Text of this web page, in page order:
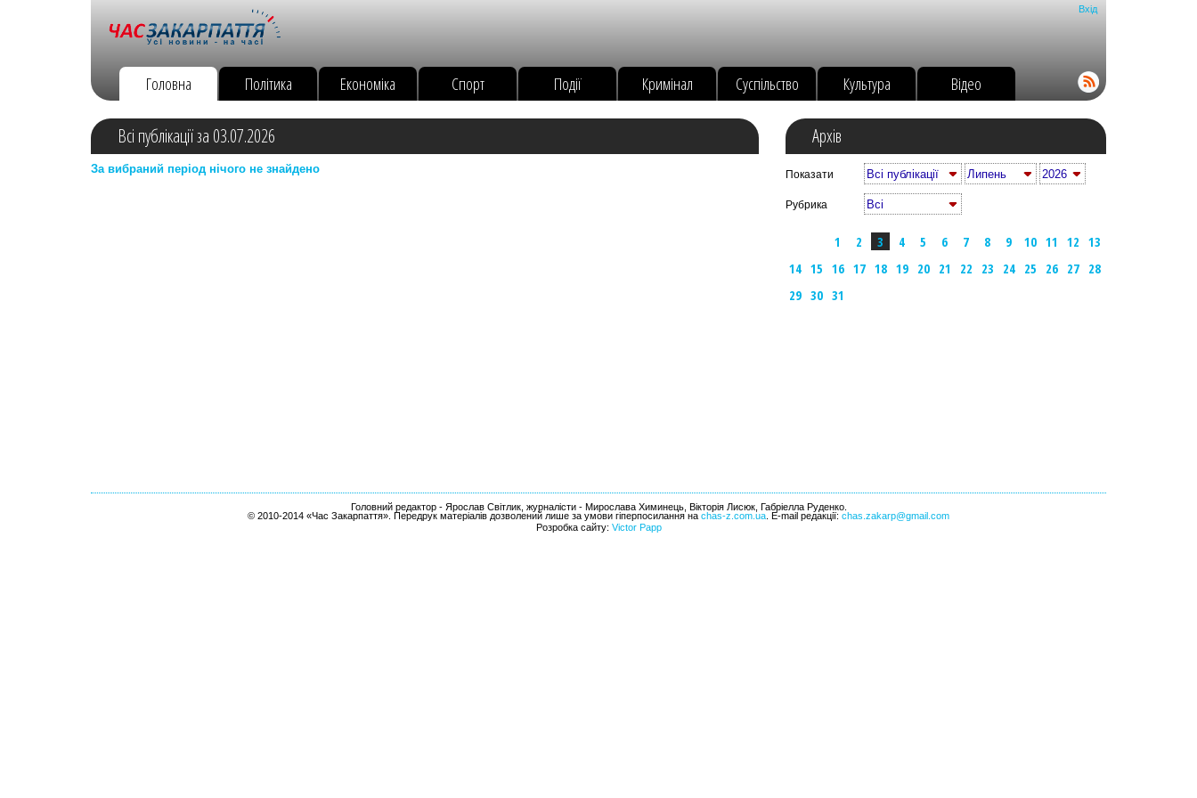
Вхід
Головна Політика Економіка Спорт Події Кримінал Суспільство Культура Відео
Всі публікації за 03.07.2026
За вибраний період нічого не знайдено
Архів
Показати
Рубрика
1 2 3 4 5 6 7 8 9 10 11 12 13
14 15 16 17 18 19 20 21 22 23 24 25 26 27 28
29 30 31
Головний редактор - Ярослав Світлик, журналісти - Мирослава Химинець, Вікторія Лисюк, Габріелла Руденко.
© 2010-2014 «Час Закарпаття». Передрук матеріалів дозволений лише за умови гіперпосилання на chas-z.com.ua . E-mail редакції: chas.zakarp@gmail.com
Розробка сайту: Victor Papp